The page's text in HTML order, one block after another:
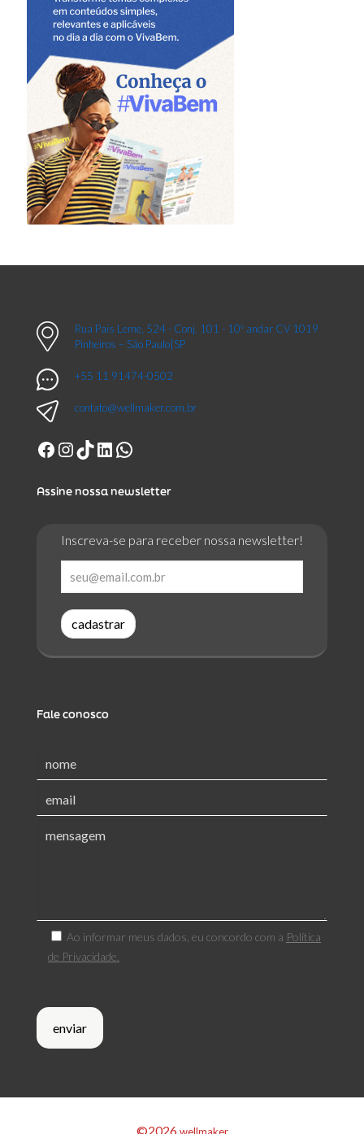
Rua Pais Leme, 524 - Conj. 101 - 10º andar CV 1019
Pinheiros – São Paulo|SP
+55 11 91474-0502
contato@wellmaker.com.br
Facebook
Instagram
TikTok
LinkedIn
WhatsApp
Assine nossa newsletter
Inscreva-se para receber nossa newsletter!
cadastrar
Fale conosco
Ao informar meus dados, eu concordo com a Política
de Privacidade.
©2026